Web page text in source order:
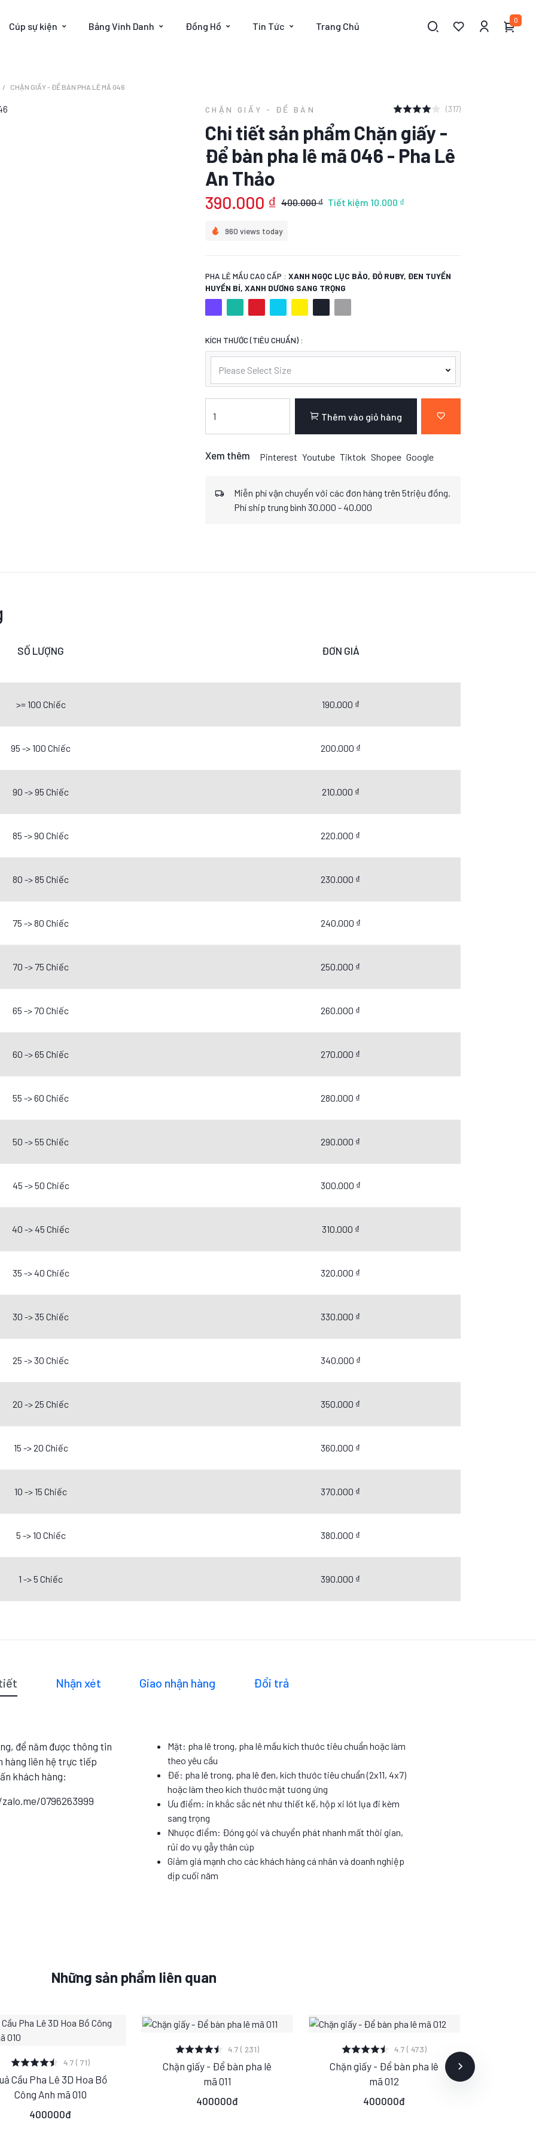
Cúp sự kiện Bảng Vinh Danh Đồng Hồ Tin Tức Trang Chủ
0
CHẶN GIẤY - ĐỂ BÀN PHA LÊ MÃ 046
CHẶN GIẤY - ĐỂ BÀN (317)
Chi tiết sản phẩm Chặn giấy -
Để bàn pha lê mã 046 - Pha Lê
An Thảo
390.000 ₫ 400.000 ₫ Tiết kiệm 10.000 ₫
960 views today
PHA LÊ MẦU CAO CẤP : XANH NGỌC LỤC BẢO, ĐỎ RUBY, ĐEN TUYỀN
HUYỀN BÍ, XANH DƯƠNG SANG TRỌNG
KÍCH THƯỚC (TIÊU CHUẨN) :
Please Select Size
Thêm vào giỏ hàng
Xem thêm Pinterest Youtube Tiktok Shopee Google
Miễn phí vận chuyển với các đơn hàng trên 5triệu đồng.
Phí ship trung bình 30.000 - 40.000
SỐ LƯỢNG ĐƠN GIÁ
>= 100 Chiếc 190.000 ₫
95 -> 100 Chiếc 200.000 ₫
90 -> 95 Chiếc 210.000 ₫
85 -> 90 Chiếc 220.000 ₫
80 -> 85 Chiếc 230.000 ₫
75 -> 80 Chiếc 240.000 ₫
70 -> 75 Chiếc 250.000 ₫
65 -> 70 Chiếc 260.000 ₫
60 -> 65 Chiếc 270.000 ₫
55 -> 60 Chiếc 280.000 ₫
50 -> 55 Chiếc 290.000 ₫
45 -> 50 Chiếc 300.000 ₫
40 -> 45 Chiếc 310.000 ₫
35 -> 40 Chiếc 320.000 ₫
30 -> 35 Chiếc 330.000 ₫
25 -> 30 Chiếc 340.000 ₫
20 -> 25 Chiếc 350.000 ₫
15 -> 20 Chiếc 360.000 ₫
10 -> 15 Chiếc 370.000 ₫
5 -> 10 Chiếc 380.000 ₫
1 -> 5 Chiếc 390.000 ₫
Nhận xét Giao nhận hàng Đổi trả
để năm được thông tin
hàng liên hệ trực tiếp
khách hàng:
0796263999
Mặt: pha lê trong, pha lê mầu kích thước tiêu chuẩn hoặc làm
theo yêu cầu
Đế: pha lê trong, pha lê đen, kích thước tiêu chuẩn (2x11, 4x7)
hoặc làm theo kích thước mặt tương ứng
Ưu điểm: in khắc sắc nét như thiết kế, hộp xi lót lụa đi kèm
sang trọng
Nhược điểm: Đóng gói và chuyển phát nhanh mất thời gian,
rủi do vụ gẫy thân cúp
Giảm giá mạnh cho các khách hàng cá nhân và doanh nghiệp
dịp cuối năm
Những sản phẩm liên quan
XEM CHI TIẾT
S M L
4.7 ( 71)
Cầu Pha Lê 3D Hoa Bồ
Công Anh mã 010
400000đ
XEM CHI TIẾT
S M L
4.7 ( 231)
Chặn giấy - Để bàn pha lê
mã 011
400000đ
XEM CHI TIẾT
S M L
4.7 ( 473)
Chặn giấy - Để bàn pha lê
mã 012
400000đ